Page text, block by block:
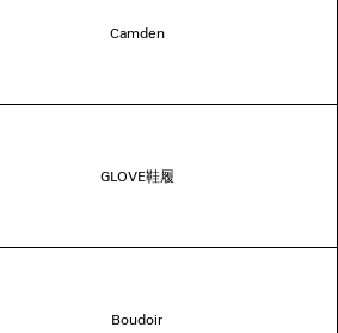
Camden
GLOVE鞋履
Boudoir